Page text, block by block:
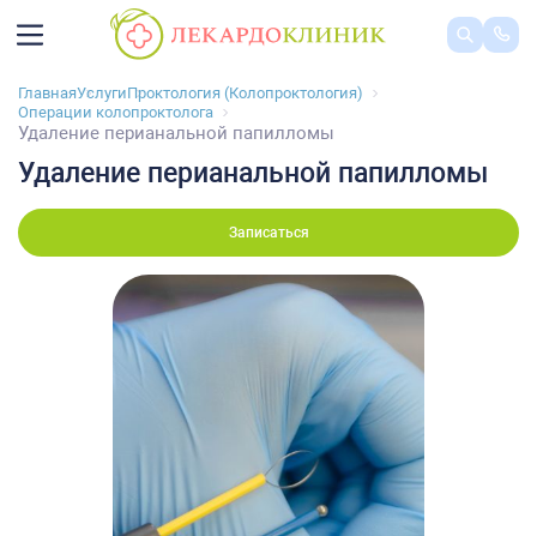
ГлавнаяУслугиПроктология (Колопроктология)
Операции колопроктолога
Удаление перианальной папилломы
Удаление перианальной папилломы
Записаться